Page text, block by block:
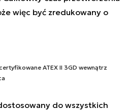
więc być zredukowany o
ATEX II 3GD wewnątrz
do wszystkich